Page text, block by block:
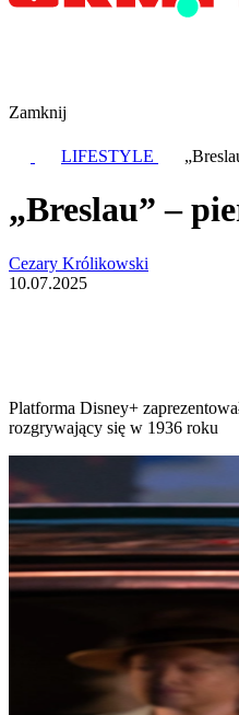
Zamknij
LIFESTYLE
„Breslau” –
Cezary Królikowski
10.07.2025
Platforma Disney+
rozgrywający się w 1936 roku